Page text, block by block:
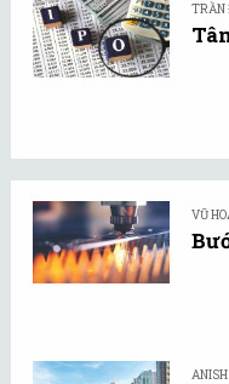
TRẦN
VŨ